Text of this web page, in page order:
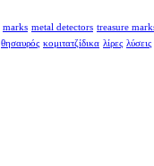
marks metal detectors treasure
θησαυρός κομιτατζίδικα λίρες λύσεις